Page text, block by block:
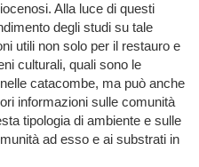
Alla luce di questi
degli studi su tale
utili non solo per il restauro e
culturali, quali sono le
catacombe, ma può anche
informazioni sulle comunità
tipologia di ambiente e sulle
ad esso e ai substrati in